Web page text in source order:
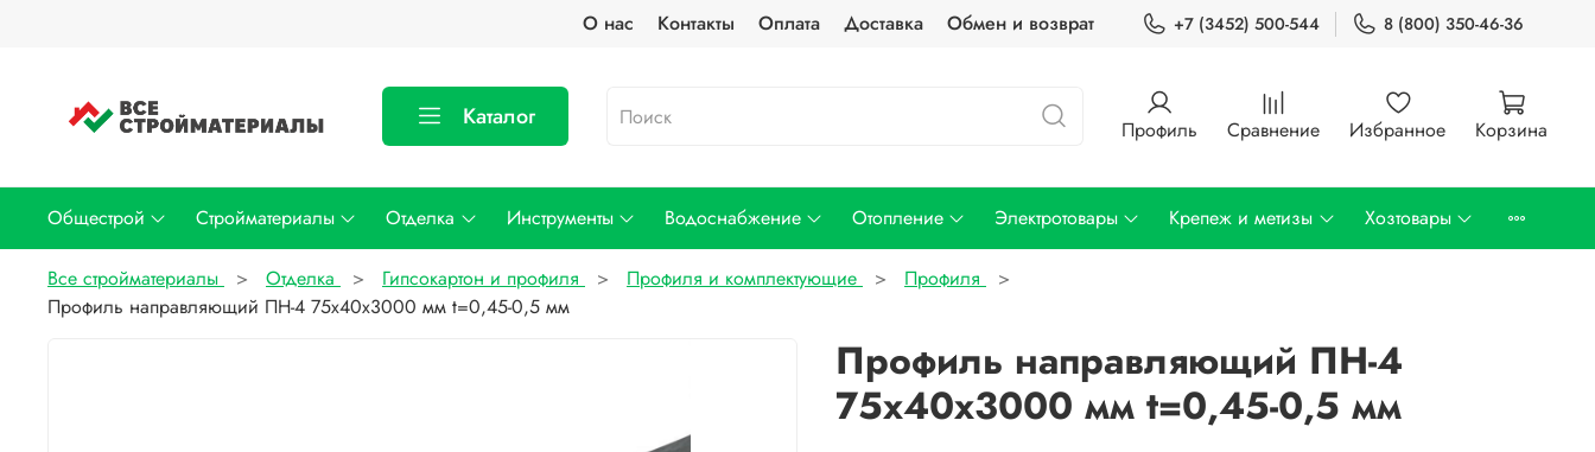
О нас Контакты Оплата Доставка Обмен и возврат +7 (3452) 500-544 8 (800) 350-46-36
Каталог Профиль Сравнение Избранное Корзина
Общестрой Стройматериалы Отделка Инструменты Водоснабжение Отопление Электротовары Крепеж и метизы Хозтовары
Все стройматериалы Отделка Гипсокартон и профиля Профиля и комплектующие
Профиля
Профиль направляющий ПН-4 75х40х3000 мм t=0,45-0,5 мм
Профиль направляющий ПН-4
75х40х3000 мм t=0,45-0,5 мм